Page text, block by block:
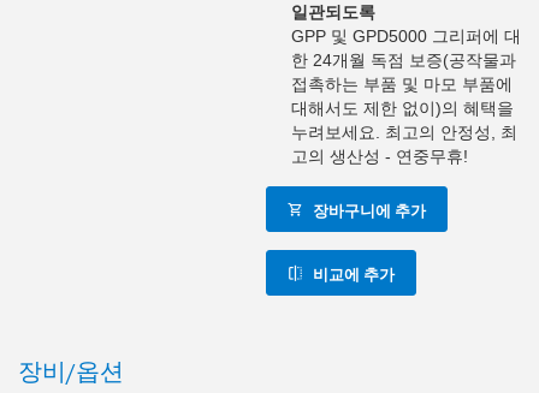
일관되도록
GPP 및 GPD5000 그리퍼에 대
한 24개월 독점 보증(공작물과
접촉하는 부품 및 마모 부품에
대해서도 제한 없이)의 혜택을
누려보세요. 최고의 안정성, 최
고의 생산성 - 연중무휴!
장바구니에 추가
비교에 추가
장비/옵션